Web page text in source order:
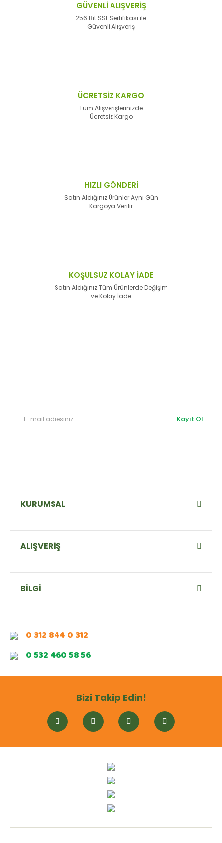
GÜVENLİ ALIŞVERİŞ
256 Bit SSL Sertifikası ile
Güvenli Alışveriş
ÜCRETSİZ KARGO
Tüm Alışverişlerinizde
Ücretsiz Kargo
HIZLI GÖNDERİ
Satın Aldığınız Ürünler Aynı Gün
Kargoya Verilir
KOŞULSUZ KOLAY İADE
Satın Aldığınız Tüm Ürünlerde Değişim
ve Kolay İade
Kayıt Ol
KURUMSAL
ALIŞVERİŞ
BİLGİ
0 312 844 0 312
0 532 460 58 56
Bizi Takip Edin!